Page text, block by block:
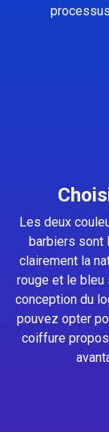
Les deux
barbiers sont
clairement la
rouge et le bleu
conception du
pouvez opter
coiffure